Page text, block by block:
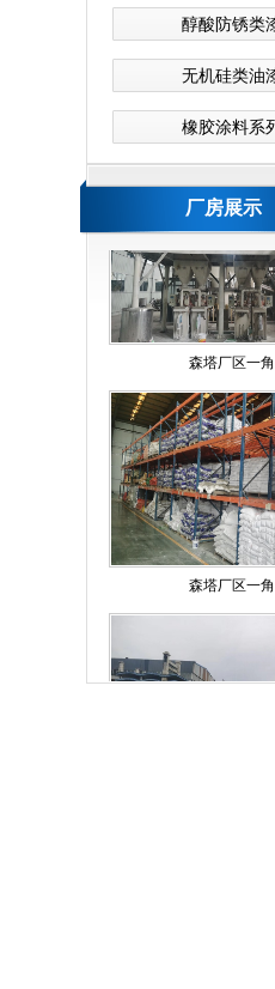
醇酸防锈类
无机硅类油
橡胶涂料系
厂房展示
森塔生产设备
森塔厂区一角
森塔厂区一角